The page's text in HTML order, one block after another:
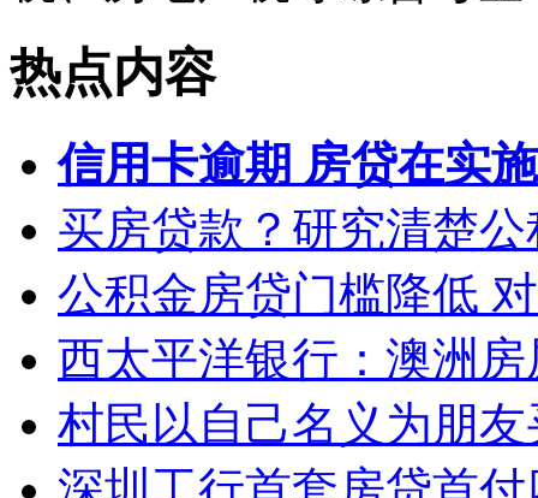
热点内容
信用卡逾期 房贷在实
买房贷款？研究清楚
公积金房贷门槛降低
西太平洋银行：澳洲
村民以自己名义为朋